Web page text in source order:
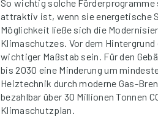
So wichtig solche
attraktiv ist, wenn sie energetische
Möglichkeit ließe sich die
Klimaschutzes. Vor dem
wichtiger Maßstab sein. Für den
bis 2030 eine Minderung um
Heiztechnik durch moderne Gas-
bezahlbar über 30 Millionen Tonnen
Klimaschutzplan.